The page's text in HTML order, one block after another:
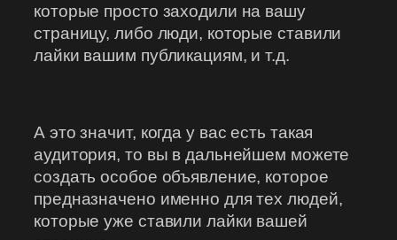
которые просто заходили на вашу
страницу, либо люди, которые ставили
лайки вашим публикациям, и т.д.
А это значит, когда у вас есть такая
аудитория, то вы в дальнейшем можете
создать особое объявление, которое
предназначено именно для тех людей,
которые уже ставили лайки вашей